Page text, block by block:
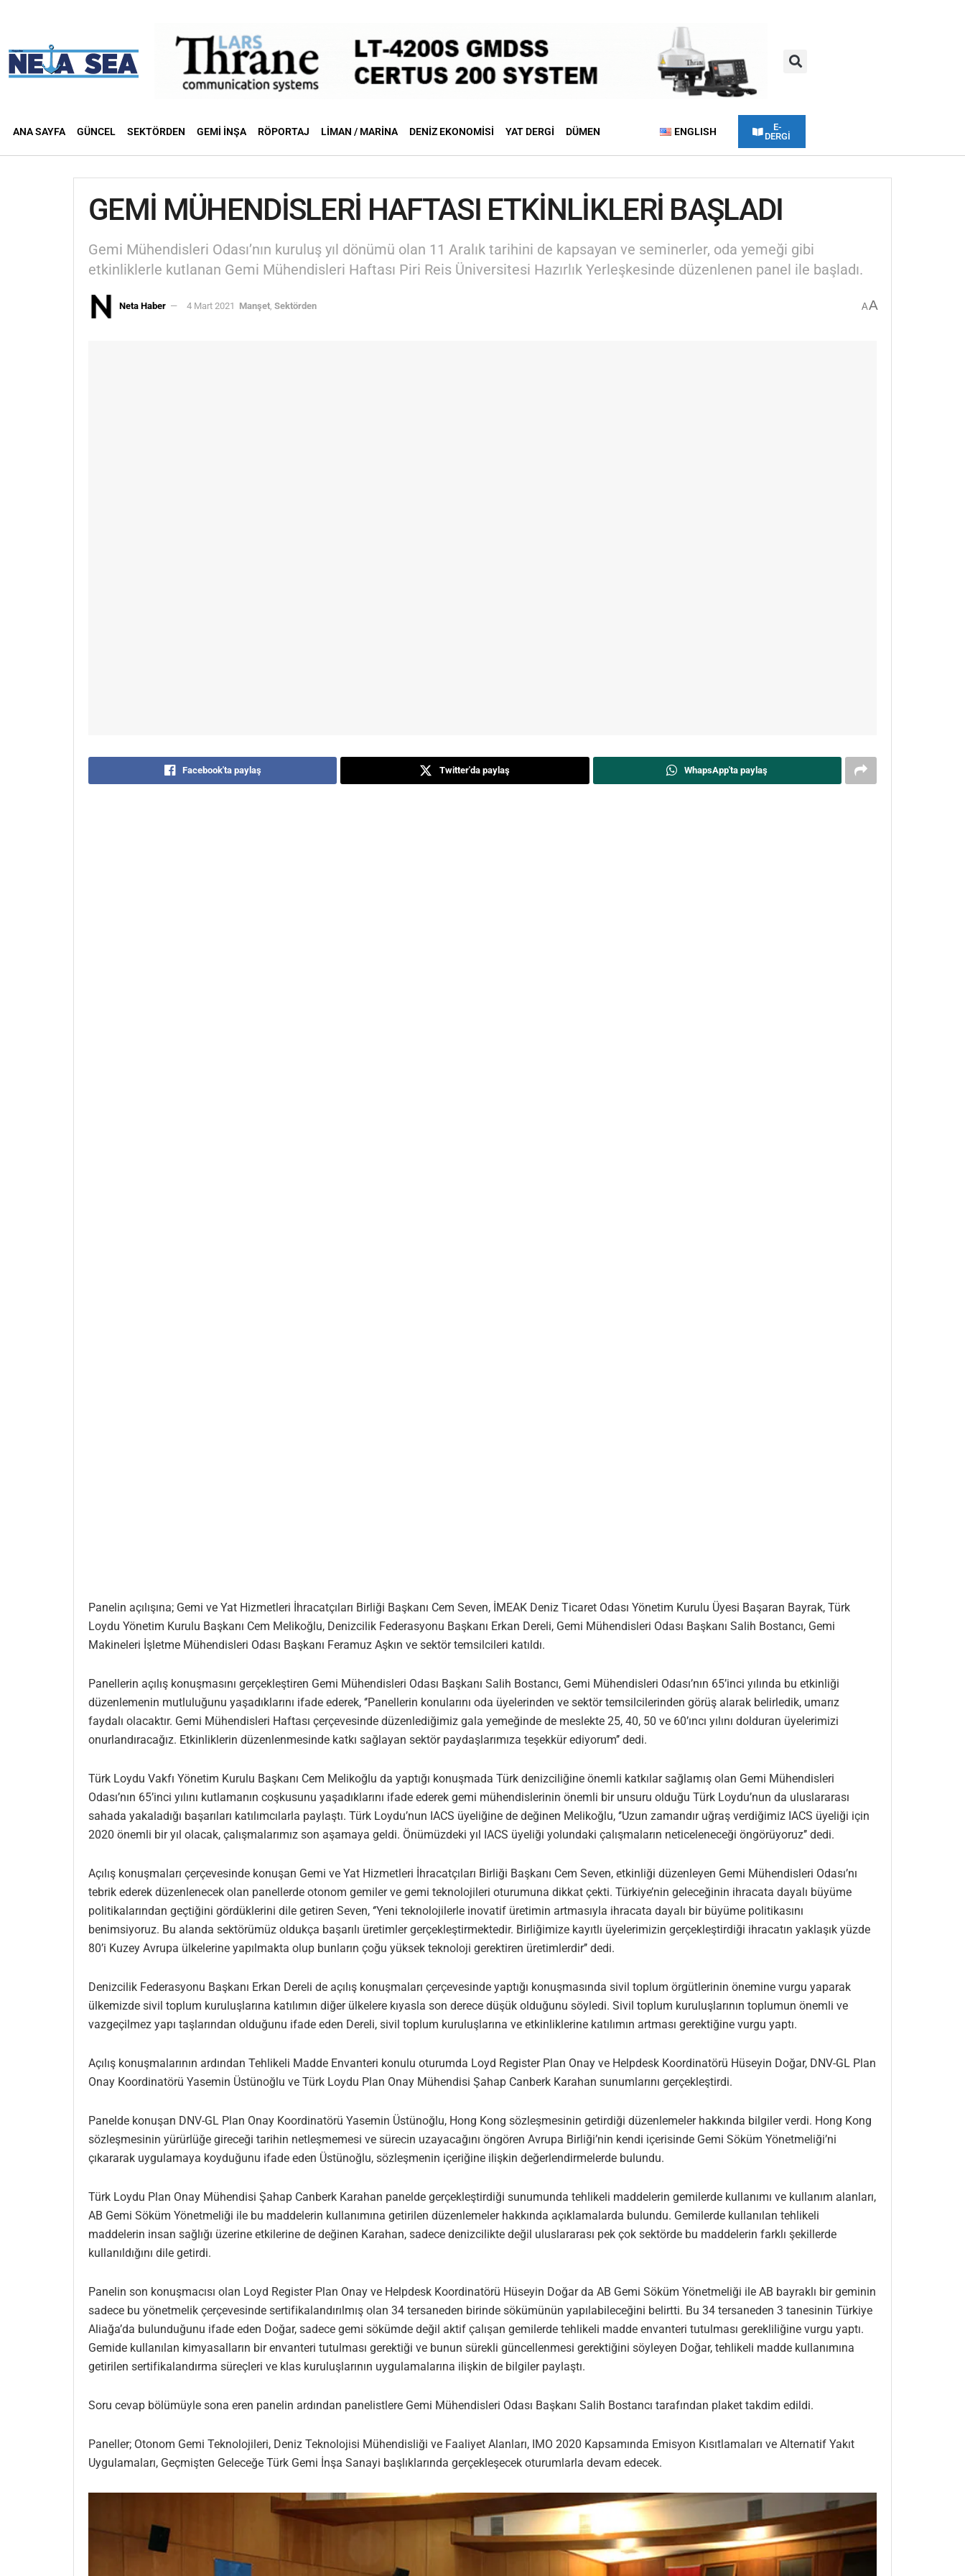
ANA SAYFA GÜNCEL SEKTÖRDEN GEMI İNŞA RÖPORTAJ LIMAN / MARINA DENIZ EKONOMISI YAT DERGI DÜMEN ENGLISH
E-
DERGİ
GEMİ MÜHENDİSLERİ HAFTASI ETKİNLİKLERİ BAŞLADI
Gemi Mühendisleri Odası’nın kuruluş yıl dönümü olan 11 Aralık tarihini de kapsayan ve seminerler, oda yemeği gibi
etkinliklerle kutlanan Gemi Mühendisleri Haftası Piri Reis Üniversitesi Hazırlık Yerleşkesinde düzenlenen panel ile başladı.
Neta Haber 4 Mart 2021 Manşet Sektörden AA
Facebook'ta paylaş Twitter'da paylaş WhapsApp'ta paylaş
Panelin açılışına; Gemi ve Yat Hizmetleri İhracatçıları Birliği Başkanı Cem Seven, İMEAK Deniz Ticaret Odası Yönetim Kurulu Üyesi Başaran Bayrak, Türk
Loydu Yönetim Kurulu Başkanı Cem Melikoğlu, Denizcilik Federasyonu Başkanı Erkan Dereli, Gemi Mühendisleri Odası Başkanı Salih Bostancı, Gemi
Makineleri İşletme Mühendisleri Odası Başkanı Feramuz Aşkın ve sektör temsilcileri katıldı.
Panellerin açılış konuşmasını gerçekleştiren Gemi Mühendisleri Odası Başkanı Salih Bostancı, Gemi Mühendisleri Odası’nın 65’inci yılında bu etkinliği
düzenlemenin mutluluğunu yaşadıklarını ifade ederek, ‘’Panellerin konularını oda üyelerinden ve sektör temsilcilerinden görüş alarak belirledik, umarız
faydalı olacaktır. Gemi Mühendisleri Haftası çerçevesinde düzenlediğimiz gala yemeğinde de meslekte 25, 40, 50 ve 60’ıncı yılını dolduran üyelerimizi
onurlandıracağız. Etkinliklerin düzenlenmesinde katkı sağlayan sektör paydaşlarımıza teşekkür ediyorum’’ dedi.
Türk Loydu Vakfı Yönetim Kurulu Başkanı Cem Melikoğlu da yaptığı konuşmada Türk denizciliğine önemli katkılar sağlamış olan Gemi Mühendisleri
Odası’nın 65’inci yılını kutlamanın coşkusunu yaşadıklarını ifade ederek gemi mühendislerinin önemli bir unsuru olduğu Türk Loydu’nun da uluslararası
sahada yakaladığı başarıları katılımcılarla paylaştı. Türk Loydu’nun IACS üyeliğine de değinen Melikoğlu, ‘’Uzun zamandır uğraş verdiğimiz IACS üyeliği için
2020 önemli bir yıl olacak, çalışmalarımız son aşamaya geldi. Önümüzdeki yıl IACS üyeliği yolundaki çalışmaların neticeleneceği öngörüyoruz’’ dedi.
Açılış konuşmaları çerçevesinde konuşan Gemi ve Yat Hizmetleri İhracatçıları Birliği Başkanı Cem Seven, etkinliği düzenleyen Gemi Mühendisleri Odası’nı
tebrik ederek düzenlenecek olan panellerde otonom gemiler ve gemi teknolojileri oturumuna dikkat çekti. Türkiye’nin geleceğinin ihracata dayalı büyüme
politikalarından geçtiğini gördüklerini dile getiren Seven, ‘’Yeni teknolojilerle inovatif üretimin artmasıyla ihracata dayalı bir büyüme politikasını
benimsiyoruz. Bu alanda sektörümüz oldukça başarılı üretimler gerçekleştirmektedir. Birliğimize kayıtlı üyelerimizin gerçekleştirdiği ihracatın yaklaşık yüzde
80’i Kuzey Avrupa ülkelerine yapılmakta olup bunların çoğu yüksek teknoloji gerektiren üretimlerdir’’ dedi.
Denizcilik Federasyonu Başkanı Erkan Dereli de açılış konuşmaları çerçevesinde yaptığı konuşmasında sivil toplum örgütlerinin önemine vurgu yaparak
ülkemizde sivil toplum kuruluşlarına katılımın diğer ülkelere kıyasla son derece düşük olduğunu söyledi. Sivil toplum kuruluşlarının toplumun önemli ve
vazgeçilmez yapı taşlarından olduğunu ifade eden Dereli, sivil toplum kuruluşlarına ve etkinliklerine katılımın artması gerektiğine vurgu yaptı.
Açılış konuşmalarının ardından Tehlikeli Madde Envanteri konulu oturumda Loyd Register Plan Onay ve Helpdesk Koordinatörü Hüseyin Doğar, DNV-GL Plan
Onay Koordinatörü Yasemin Üstünoğlu ve Türk Loydu Plan Onay Mühendisi Şahap Canberk Karahan sunumlarını gerçekleştirdi.
Panelde konuşan DNV-GL Plan Onay Koordinatörü Yasemin Üstünoğlu, Hong Kong sözleşmesinin getirdiği düzenlemeler hakkında bilgiler verdi. Hong Kong
sözleşmesinin yürürlüğe gireceği tarihin netleşmemesi ve sürecin uzayacağını öngören Avrupa Birliği’nin kendi içerisinde Gemi Söküm Yönetmeliği’ni
çıkararak uygulamaya koyduğunu ifade eden Üstünoğlu, sözleşmenin içeriğine ilişkin değerlendirmelerde bulundu.
Türk Loydu Plan Onay Mühendisi Şahap Canberk Karahan panelde gerçekleştirdiği sunumunda tehlikeli maddelerin gemilerde kullanımı ve kullanım alanları,
AB Gemi Söküm Yönetmeliği ile bu maddelerin kullanımına getirilen düzenlemeler hakkında açıklamalarda bulundu. Gemilerde kullanılan tehlikeli
maddelerin insan sağlığı üzerine etkilerine de değinen Karahan, sadece denizcilikte değil uluslararası pek çok sektörde bu maddelerin farklı şekillerde
kullanıldığını dile getirdi.
Panelin son konuşmacısı olan Loyd Register Plan Onay ve Helpdesk Koordinatörü Hüseyin Doğar da AB Gemi Söküm Yönetmeliği ile AB bayraklı bir geminin
sadece bu yönetmelik çerçevesinde sertifikalandırılmış olan 34 tersaneden birinde sökümünün yapılabileceğini belirtti. Bu 34 tersaneden 3 tanesinin Türkiye
Aliağa’da bulunduğunu ifade eden Doğar, sadece gemi sökümde değil aktif çalışan gemilerde tehlikeli madde envanteri tutulması gerekliliğine vurgu yaptı.
Gemide kullanılan kimyasalların bir envanteri tutulması gerektiği ve bunun sürekli güncellenmesi gerektiğini söyleyen Doğar, tehlikeli madde kullanımına
getirilen sertifikalandırma süreçleri ve klas kuruluşlarının uygulamalarına ilişkin de bilgiler paylaştı.
Soru cevap bölümüyle sona eren panelin ardından panelistlere Gemi Mühendisleri Odası Başkanı Salih Bostancı tarafından plaket takdim edildi.
Paneller; Otonom Gemi Teknolojileri, Deniz Teknolojisi Mühendisliği ve Faaliyet Alanları, IMO 2020 Kapsamında Emisyon Kısıtlamaları ve Alternatif Yakıt
Uygulamaları, Geçmişten Geleceğe Türk Gemi İnşa Sanayi başlıklarında gerçekleşecek oturumlarla devam edecek.